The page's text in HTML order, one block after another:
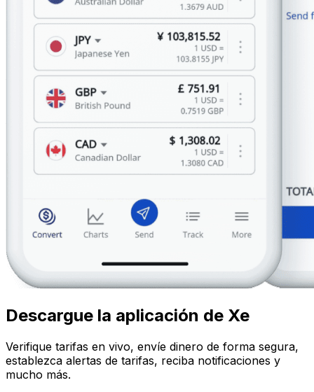
Descargue la aplicación de Xe
Verifique tarifas en vivo, envíe dinero de forma segura,
establezca alertas de tarifas, reciba notificaciones y
mucho más.